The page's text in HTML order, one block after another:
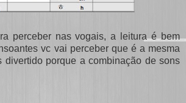
perceber nas vogais, a leitura é bem
vc vai perceber que é a mesma
divertido porque a combinação de sons